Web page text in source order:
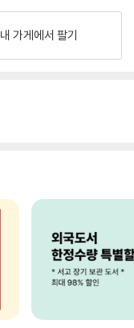
내 가게에서 팔기